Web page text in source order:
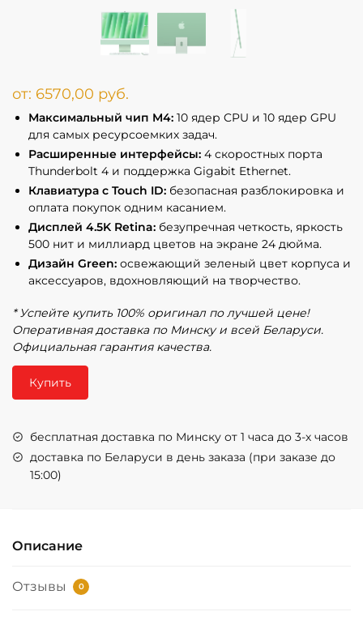
от: 6570,00 руб.
Максимальный чип M4: 10 ядер CPU и 10 ядер GPU
для самых ресурсоемких задач.
Расширенные интерфейсы: 4 скоростных порта
Thunderbolt 4 и поддержка Gigabit Ethernet.
Клавиатура с Touch ID: безопасная разблокировка и
оплата покупок одним касанием.
Дисплей 4.5K Retina: безупречная четкость, яркость
500 нит и миллиард цветов на экране 24 дюйма.
Дизайн Green: освежающий зеленый цвет корпуса и
аксессуаров, вдохновляющий на творчество.
* Успейте купить 100% оригинал по лучшей цене!
Оперативная доставка по Минску и всей Беларуси.
Официальная гарантия качества.
Купить
бесплатная доставка по Минску от 1 часа до 3-х часов
доставка по Беларуси в день заказа (при заказе до
15:00)
Описание
Отзывы 0